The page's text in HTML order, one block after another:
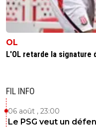
OL
L'OL retarde la signature
FIL INFO
06 août , 23:00
Le PSG veut un